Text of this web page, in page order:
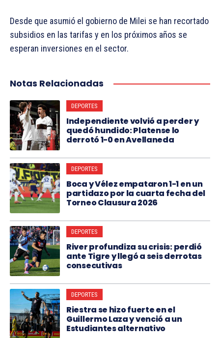
Desde que asumió el gobierno de Milei se han recortado
subsidios en las tarifas y en los próximos años se
esperan inversiones en el sector.
Notas Relacionadas
DEPORTES
Independiente volvió a perder y
quedó hundido: Platense lo
derrotó 1-0 en Avellaneda
DEPORTES
Boca y Vélez empataron 1-1 en un
partidazo por la cuarta fecha del
Torneo Clausura 2026
DEPORTES
River profundiza su crisis: perdió
ante Tigre y llegó a seis derrotas
consecutivas
DEPORTES
Riestra se hizo fuerte en el
Guillermo Laza y venció a un
Estudiantes alternativo